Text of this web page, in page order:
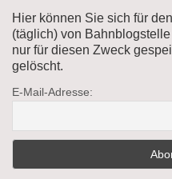
Hier können Sie sich für
(täglich) von
nur für diesen Zweck
gelöscht.
E-Mail-Adresse: